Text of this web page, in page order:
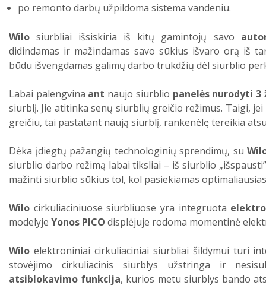
po remonto darbų užpildoma sistema vandeniu.
Wilo siurbliai išsiskiria iš kitų gamintojų savo
didindamas ir mažindamas savo sūkius išvaro orą iš
būdu išvengdamas galimų darbo trukdžių dėl siurblio
Labai palengvina ant naujo siurblio panelės nurodyti 3
siurblį. Jie atitinka senų siurblių greičio režimus. Taigi,
greičiu, tai pastatant naują siurblį, rankenėlę tereikia
Dėka įdiegtų pažangių technologinių sprendimų, su
siurblio darbo režimą labai tiksliai – iš siurblio
mažinti siurblio sūkius tol, kol pasiekiamas
Wilo cirkuliaciniuose siurbliuose yra integruota
modelyje Yonos PICO displėjuje rodoma momentinė
Wilo elektroniniai cirkuliaciniai siurbliai šildymui turi
stovėjimo cirkuliacinis siurblys užstringa ir
atsiblokavimo funkcija, kurios metu siurblys bando